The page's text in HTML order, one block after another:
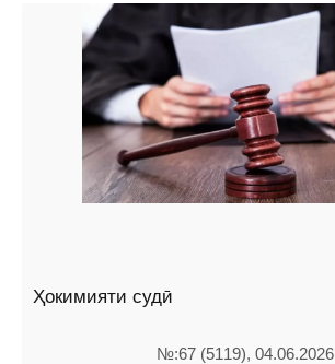
Ҳокимияти судӣ
№:67 (5119), 04.06.2026